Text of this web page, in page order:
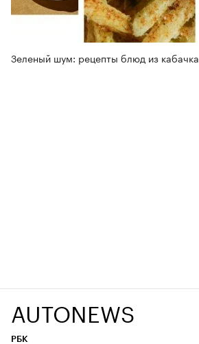
Зеленый шум: рецепты блюд из кабачка
AUTONEWS
РБК